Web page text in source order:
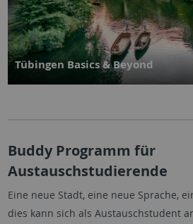
Tübingen Basics & Beyond
Buddy Programm für
Austauschstudierende
Eine neue Stadt, eine neue Sprache,
dies kann sich als Austauschstudent